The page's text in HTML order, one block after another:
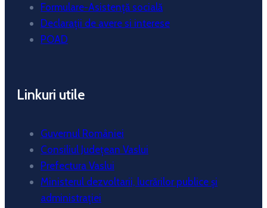
Formulare-Asistență socială
Declarații de avere si interese
POAD
Linkuri utile
Guvernul României
Consiliul Județean Vaslui
Prefectura Vaslui
Ministerul dezvoltarii, lucrărilor publice și
administrației